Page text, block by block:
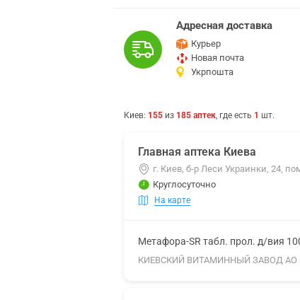
Адресная доставка
Курьер
Новая почта
Укрпошта
Киев: 155 из 185 аптек, где есть 1 шт.
Главная аптека Киева
г. Киев, б-р Леси Украинки, 24,
Круглосуточно
На карте
Метафора-SR табл. прол. д/вия
КИЕВСКИЙ ВИТАМИННЫЙ ЗАВОД АО